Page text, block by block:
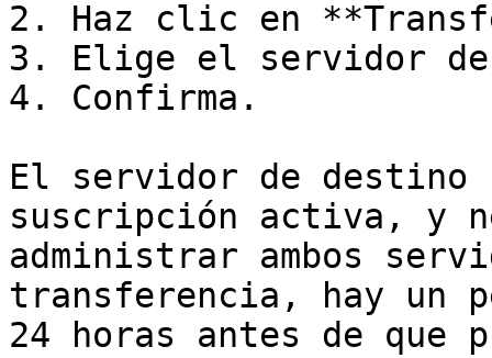
2. Haz clic en
3. Elige el servidor
4. Confirma.
El servidor de destino
suscripción activa, y
administrar ambos
transferencia, hay un
24 horas antes de que